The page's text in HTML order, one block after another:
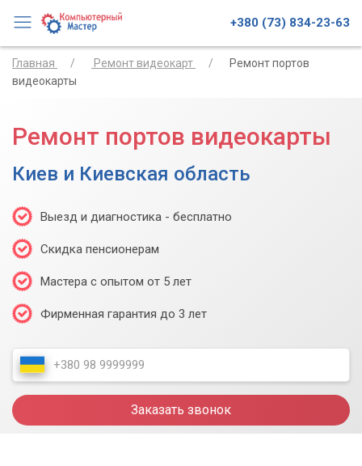
+380 (73) 834-23-63
Главная Ремонт видеокарт
Ремонт портов
видеокарты
Ремонт портов видеокарты
Киев и Киевская область
Выезд и диагностика - бесплатно
Скидка пенсионерам
Мастера с опытом от 5 лет
Фирменная гарантия до 3 лет
Заказать звонок